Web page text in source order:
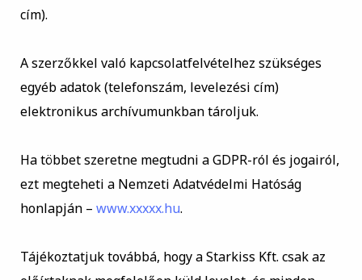
cím).
A szerzőkkel való kapcsolatfelvételhez szükséges
egyéb adatok (telefonszám, levelezési cím)
elektronikus archívumunkban tároljuk.
Ha többet szeretne megtudni a GDPR-ról és jogairól,
ezt megteheti a Nemzeti Adatvédelmi Hatóság
honlapján – www.xxxxx.hu.
Tájékoztatjuk továbbá, hogy a Starkiss Kft. csak az